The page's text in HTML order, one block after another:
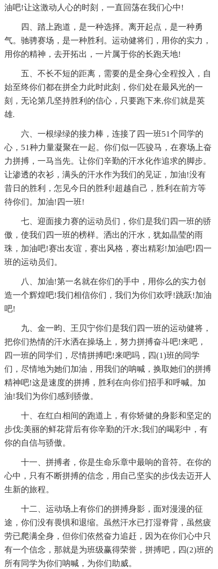
油吧!让这激动人心的时刻，一直回荡在我们心中!
四、踏上跑道，是一种选择。离开起点，是一种勇
气。驰骋赛场，是一种胜利。运动健将们，用你的实力，
用你的精神，去开拓出，一片属于你的长跑天地!
五、不长不短的距离，需要的是全身心全程投入，自
始至终你们都在拼全力此时此刻，你们处在最风光的一
刻，无论第几坚持胜利的信心，只要跑下来,你们就是英
雄.
六、一根绿绿的接力棒，连接了四一班51个同学的
心，51种力量凝聚在一起。你们似一匹骏马，在赛场上奋
力拼搏，一马当先。让你们辛勤的汗水化作追求的脚步。
让渗透的衣衫，满头的汗水作为我们的见证，加油!没有
昔日的胜利，怎见今日的胜利!超越自己，胜利在前方等
待你们。加油!四一班!
七、迎面接力赛的运动员们，你们是我们四一班的骄
傲，使我们四一班的榜样。洒出的汗水，犹如晶莹的雨
珠，加油吧!赛出友谊，赛出风格，赛出精彩!加油吧!四一
班的运动员们。
八、加油!第一名就在你们的手中，用你么的实力创
造一个辉煌吧!我们相信你们，我们为你们欢呼!跳跃!加油
吧!
九、金一昀、王贝宁你们是我们四一班的运动健将，
把你们热情的汗水洒在操场上，努力拼搏奋斗吧!来吧，
四一班的同学们，尽情拼搏吧!来吧吗，四(1)班的同学
们，尽情地为她们加油，用我们的呐喊，换取她们的拼搏
精神吧!这是速度的拼搏，胜利在向你们招手和呼喊。加
油!我们为你们感到骄傲。
十、在红白相间的跑道上，有你矫健的身影和坚定的
步伐;美丽的鲜花背后有你辛勤的汗水;我们的喝彩中，有
你的自信与骄傲。
十一、拼搏者，你是生命乐章中最响的音符。在你的
心中，只有不断拼搏的信念，用自己坚实的步伐去迈开人
生新的旅程。
十二、运动场上有你们的拼搏身影，面对漫漫的征
途，你们没有畏惧和退缩。虽然汗水已打湿脊背，虽然疲
劳已爬满全身，但你们依然奋力追赶，因为在你们心中只
有一个信念，那就是为班级赢得荣誉，拼搏吧，四(2)班的
所有同学为你们呐喊，为你们助威。